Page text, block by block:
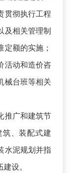
贯彻执行工程
及相关管理制
额的实施；
活动和造价咨
械台班等相关
广和建筑节
、装配式建
水泥规划并指
设。